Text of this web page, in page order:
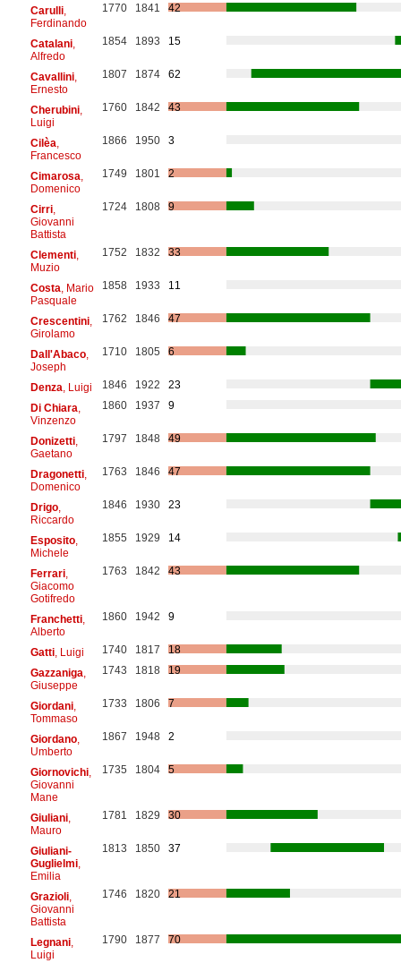
Carulli,
Ferdinando
1770 1841 42
Catalani,
Alfredo
1854 1893 15
Cavallini,
Ernesto
1807 1874 62
Cherubini,
Luigi
1760 1842 43
Cilèa
Francesco
1866 1950 3
Cimarosa
Domenico
1749 1801 2
Cirri,
Giovanni
Battista
1724 1808 9
Clementi,
Muzio
1752 1832 33
Costa , Mario
Pasquale
1858 1933 11
Crescentini,
Girolamo
1762 1846 47
Dall'Abaco,
Joseph
1710 1805 6
Denza , Luigi 1846 1922
23
Di Chiara
Vinzenzo
1860 1937 9
Donizetti,
Gaetano
1797 1848 49
Dragonetti,
Domenico
1763 1846 47
Drigo,
Riccardo
1846 1930 23
Esposito,
Michele
1855 1929 14
Ferrari,
Giacomo
Gotifredo
1763 1842 43
Franchetti,
Alberto
1860 1942 9
Gatti, Luigi 1740 1817
18
Gazzaniga
Giuseppe
1743 1818 19
Giordani,
Tommaso
1733 1806 7
Giordano,
Umberto
1867 1948 2
Giornovichi,
Giovanni
Mane
1735 1804 5
Giuliani,
Mauro
1781 1829 30
Giuliani-
Guglielmi,
Emilia
1813 1850 37
Grazioli,
Giovanni
Battista
1746 1820 21
Legnani,
Luigi
1790 1877 70